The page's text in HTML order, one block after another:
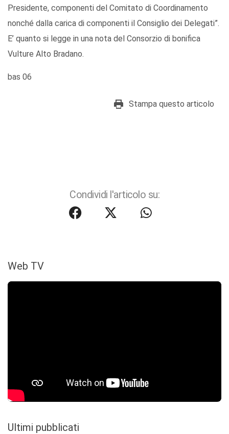
Presidente, componenti del Comitato di Coordinamento
nonché dalla carica di componenti il Consiglio dei Delegati”.
E’ quanto si legge in una nota del Consorzio di bonifica
Vulture Alto Bradano.
bas 06
Stampa questo articolo
Condividi l'articolo su:
Web TV
Ultimi pubblicati